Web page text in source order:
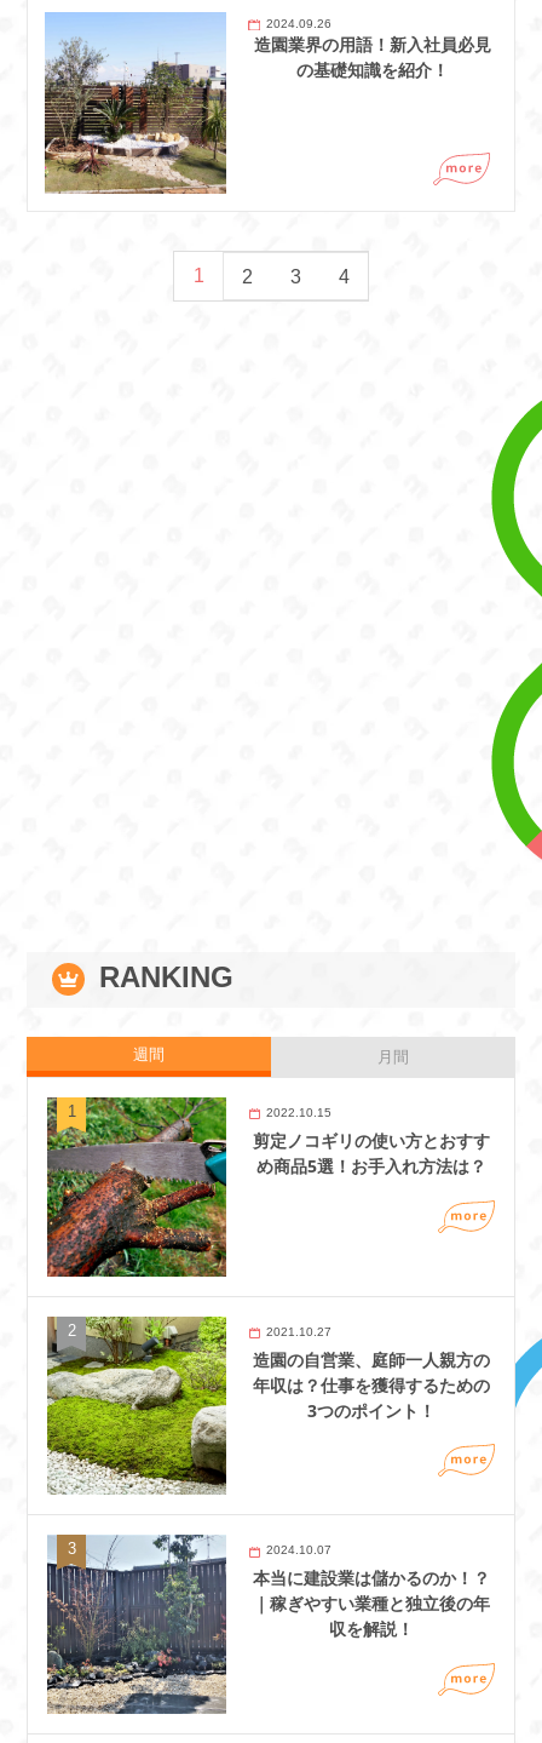
2024.09.26
造園業界の用語！新入社員必見
の基礎知識を紹介！
1 2 3 4
RANKING
週間 月間
2022.10.15
剪定ノコギリの使い方とおすす
め商品5選！お手入れ方法は？
2021.10.27
造園の自営業、庭師一人親方の
年収は？仕事を獲得するための
3つのポイント！
2024.10.07
本当に建設業は儲かるのか！？
｜稼ぎやすい業種と独立後の年
収を解説！